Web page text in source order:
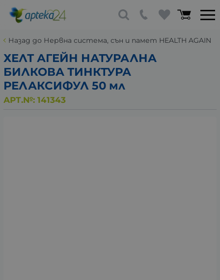
Назад до Нервна система, сън и памет HEALTH AGAIN
ХЕЛТ АГЕЙН НАТУРАЛНА
БИЛКОВА ТИНКТУРА
РЕЛАКСИФУЛ 50 мл
АРТ.№: 141343